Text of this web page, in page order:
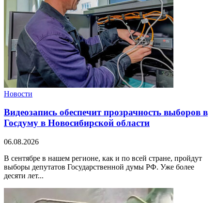
Новости
Видеозапись обеспечит прозрачность выборов в
Госдуму в Новосибирской области
06.08.2026
В сентябре в нашем регионе, как и по всей стране, пройдут
выборы депутатов Государственной думы РФ. Уже более
десяти лет...